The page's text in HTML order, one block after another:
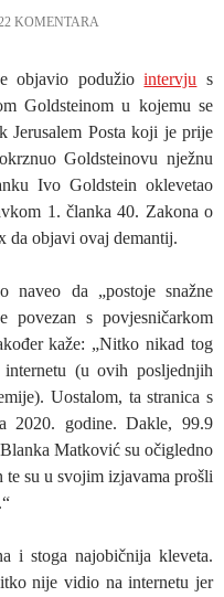
KOMENTARA
objavio podužiointervju s
Goldsteinom u kojemu se
Jerusalem Posta koji je prije
Goldsteinovu nježnu
Ivo Goldstein oklevetao
1. članka 40. Zakona o
da objavi ovaj demantij.
da „postoje snažne
s povjesničarkom
kaže: „Nitko nikad tog
(u ovih posljednjih
Uostalom, ta stranica s
2020. godine. Dakle, 99.9
Matković su očigledno
su u svojim izjavama prošli
i stoga najobičnija kleveta.
nije vidio na internetu jer